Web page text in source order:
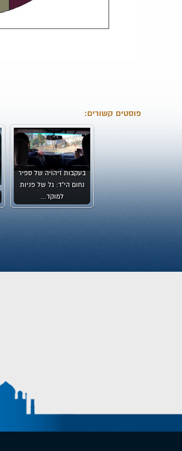
פוסטים קשורים:
בעקבות זיהויה של ספיר
נחום הי"ד: גל של פניות
למוקד…